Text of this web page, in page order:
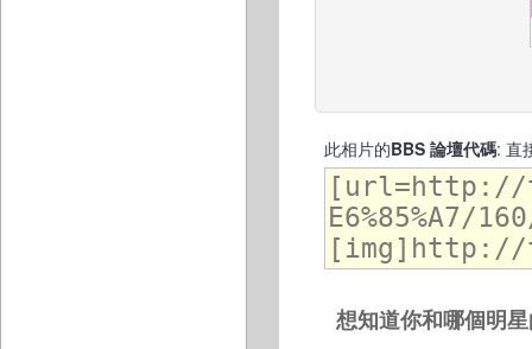
此相片的BBS 論壇代碼: 直
想知道你和哪個明